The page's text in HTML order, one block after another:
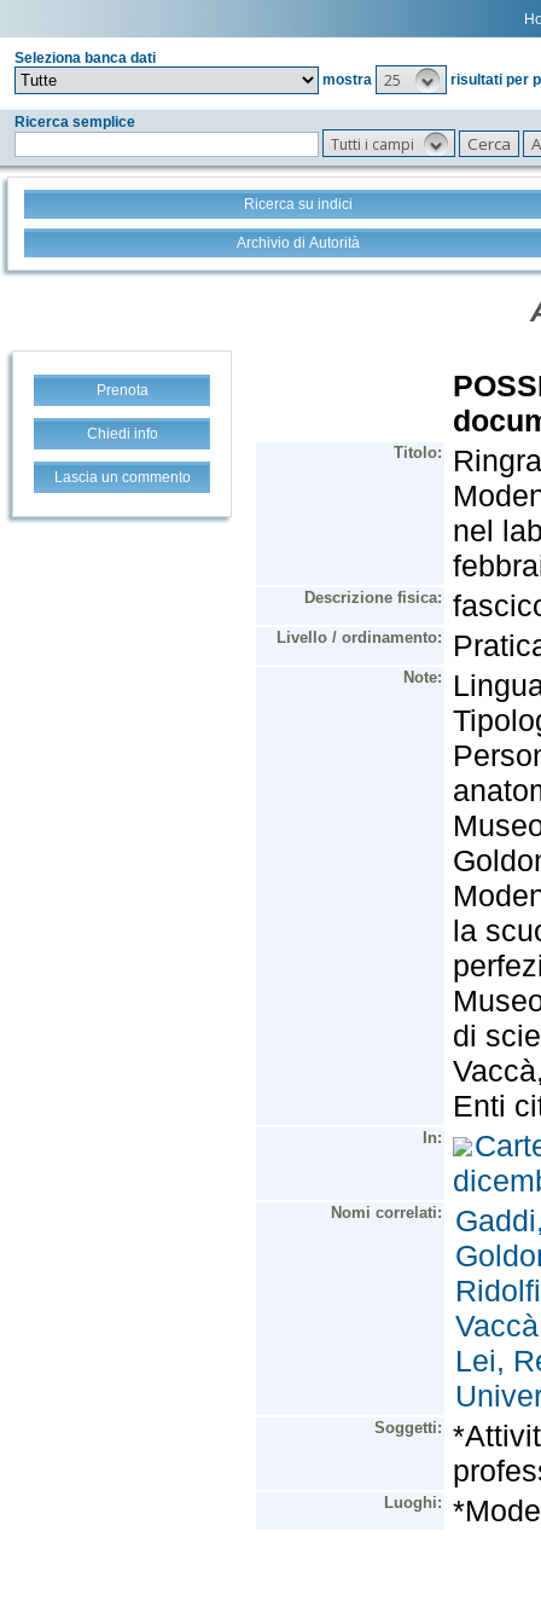
Seleziona banca dati
mostra
25 risultati per
Ricerca semplice
Tutti i campi
Ricerca su indici
Archivio di Autorità
Prenota
Chiedi info
Lascia un commento